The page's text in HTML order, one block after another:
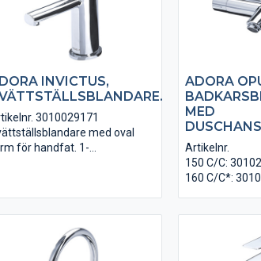
INVICTUS,
3010029171
med oval
för handfat. 1-
ADORA
MED
Artikelnr.
150 C/C:
160 C/C*:
mellan bad-
hjälp av